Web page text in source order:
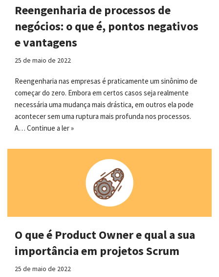
Reengenharia de processos de
negócios: o que é, pontos negativos
e vantagens
25 de maio de 2022
Reengenharia nas empresas é praticamente um sinônimo de
começar do zero. Embora em certos casos seja realmente
necessária uma mudança mais drástica, em outros ela pode
acontecer sem uma ruptura mais profunda nos processos.
A… Continue a ler »
O que é Product Owner e qual a sua
importância em projetos Scrum
25 de maio de 2022